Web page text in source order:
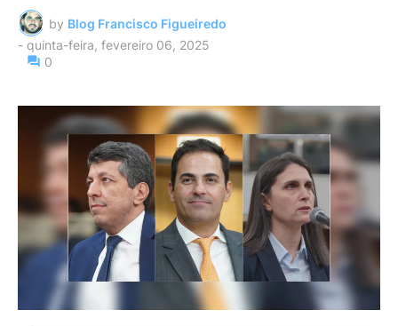
by Blog Francisco Figueiredo
- quinta-feira, fevereiro 06, 2025
0